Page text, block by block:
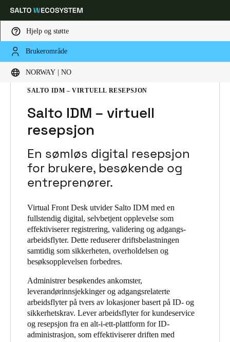
Hjelp og støtte
Brukerområde
NORWAY | NO
Velg sted og språkinnstillinger
Global Europe North America
Norway|Norsk
Germany
DeutschFrançaisItaliano
United Kingdom
English
Ireland
English
France
Français
HOME L SNINGER
SALTO IDM – VIRTUELL RESEPSJON
Salto IDM – virtuell
resepsjon
En sømløs digital resepsjon
for brukere, besøkende og
entreprenører.
Virtual Front Desk utvider Salto IDM med en
fullstendig digital, selvbetjent opplevelse som
effektiviserer registrering, validering og adgangs-
arbeidsflyter. Dette reduserer driftsbelastningen
samtidig som sikkerheten, overholdelsen og
besøksopplevelsen forbedres.
Administrer besøkendes ankomster,
leverandørinnsjekkinger og adgangsrelaterte
arbeidsflyter på tvers av lokasjoner basert på ID- og
sikkerhetskrav. Lever arbeidsflyter for kundeservice
og resepsjon fra en alt-i-ett-plattform for ID-
administrasjon, som effektiviserer driften med